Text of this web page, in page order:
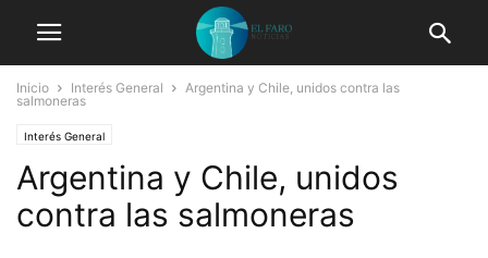
Inicio Interés General
Argentina y Chile, unidos contra las
salmoneras
Interés General
Argentina y Chile, unidos
contra las salmoneras